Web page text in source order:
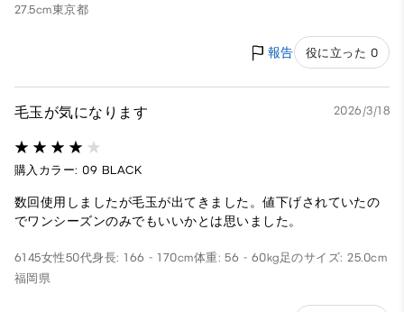
27.5cm東京都
報告 役に立った 0
毛玉が気になります 2026/3/18
購入カラー: 09 BLACK
数回使用しましたが毛玉が出てきました。値下げされていたの
でワンシーズンのみでもいいかとは思いました。
6145女性50代身長: 166 - 170cm体重: 56 - 60kg足のサイズ: 25.0cm
福岡県